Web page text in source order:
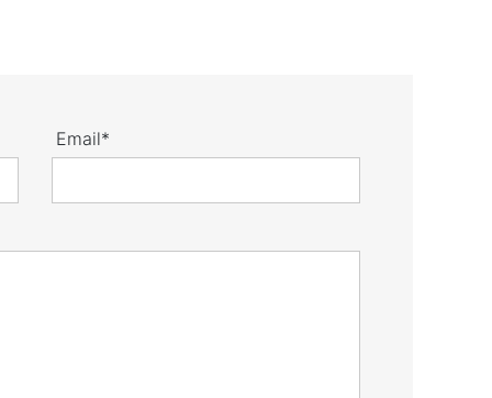
Email*